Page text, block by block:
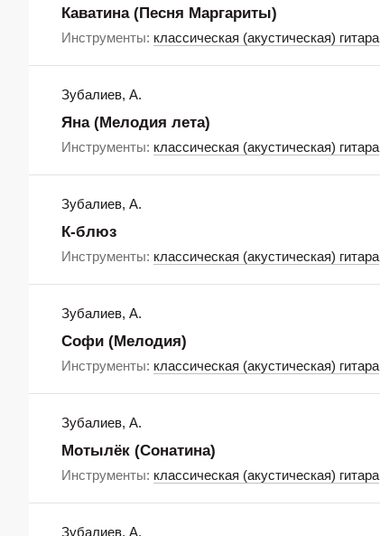
Каватина (Песня Маргариты)
Инструменты: классическая (акустическая) гитара
Зубалиев, А.
Яна (Мелодия лета)
Инструменты: классическая (акустическая) гитара
Зубалиев, А.
К-блюз
Инструменты: классическая (акустическая) гитара
Зубалиев, А.
Софи (Мелодия)
Инструменты: классическая (акустическая) гитара
Зубалиев, А.
Мотылёк (Сонатина)
Инструменты: классическая (акустическая) гитара
Зубалиев, А.